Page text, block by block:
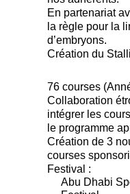
En partenariat
la règle pour la
d’embryons.
Création du
76 courses
Collaboration
intégrer les
le programme
Création de 3
courses
Festival :
Abu Dhabi